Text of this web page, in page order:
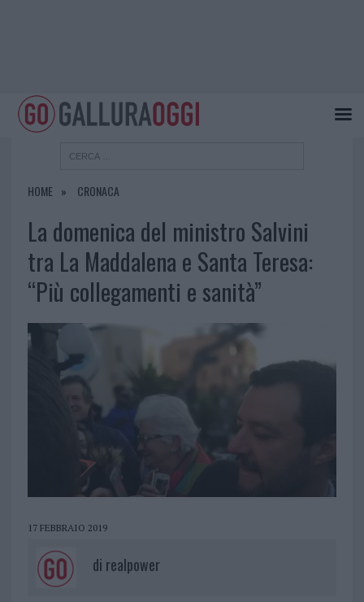
HOME CRONACA
La domenica del ministro Salvini
tra La Maddalena e Santa Teresa:
“Più collegamenti e sanità”
17 FEBBRAIO 2019
di realpower